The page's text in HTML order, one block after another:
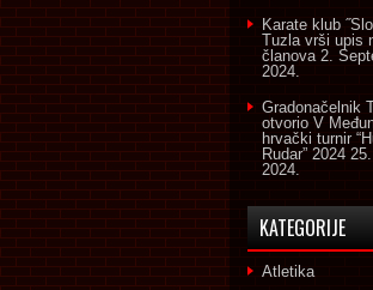
Karate klub
Tuzla vrši upis
članova 2.
2024.
Gradonačelnik
otvorio V
hrvački turnir
Rudar” 2024
2024.
KATEGORIJE
Atletika